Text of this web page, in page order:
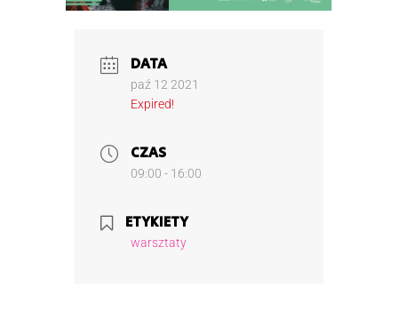
DATA
paź 12 2021
Expired!
CZAS
09:00 - 16:00
ETYKIETY
warsztaty